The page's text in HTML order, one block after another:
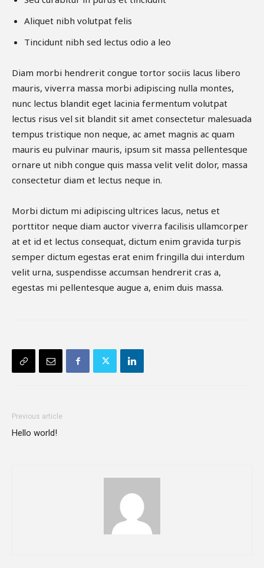
Aliquet nibh volutpat felis
Tincidunt nibh sed lectus odio a leo
Diam morbi hendrerit congue tortor sociis lacus libero
mauris, viverra massa morbi adipiscing nulla montes,
nunc lectus blandit eget lacinia fermentum volutpat
lectus risus vel sit blandit sit amet consectetur malesuada
tempus tristique non neque, ac amet magnis ac quam
mauris eu pulvinar mauris, ipsum sit massa pellentesque
ornare ut nibh congue quis massa velit velit dolor, massa
consectetur diam et lectus neque in.
Morbi dictum mi adipiscing ultrices lacus, netus et
porttitor neque diam auctor viverra facilisis ullamcorper
at et id et lectus consequat, dictum enim gravida turpis
semper dictum egestas erat enim fringilla dui interdum
velit urna, suspendisse accumsan hendrerit cras a,
egestas mi pellentesque augue a, enim duis massa.
Previous article
Hello world!